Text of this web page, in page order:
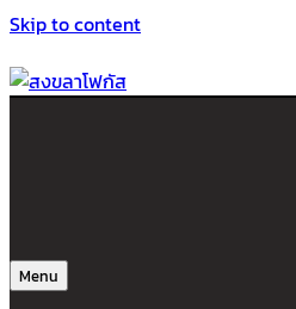
Skip to content
Menu